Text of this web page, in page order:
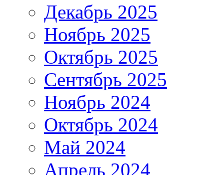
Декабрь 2025
Ноябрь 2025
Октябрь 2025
Сентябрь 2025
Ноябрь 2024
Октябрь 2024
Май 2024
Апрель 2024